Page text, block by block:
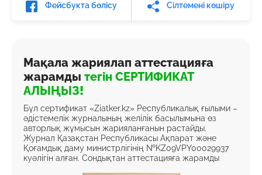
Фейсбукта бөлісу Сілтемені көшіру
Мақала жариялап аттестацияға
жарамды тегін СЕРТИФИКАТ
АЛЫҢЫЗ!
Бұл сертификат «Ziatker.kz» Республикалық ғылыми –
әдістемелік журналының желілік басылымына өз
авторлық жұмысын жарияланғанын растайды.
Журнал Қазақстан Республикасы Ақпарат және
Қоғамдық даму министрлігінің №KZ09VPY00029937
куәлігін алған. Сондықтан аттестацияға жарамды